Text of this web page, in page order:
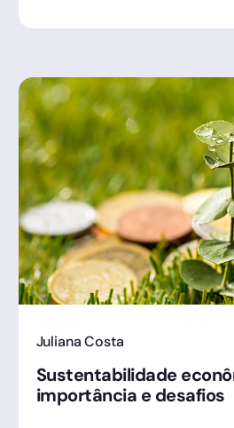
Juliana Costa
Sustentabilidade
importância e desafios